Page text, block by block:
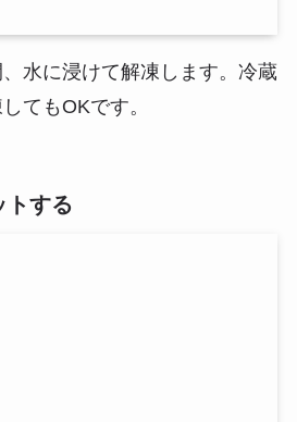
水に浸けて解凍します。冷蔵
てもOKです。
トする